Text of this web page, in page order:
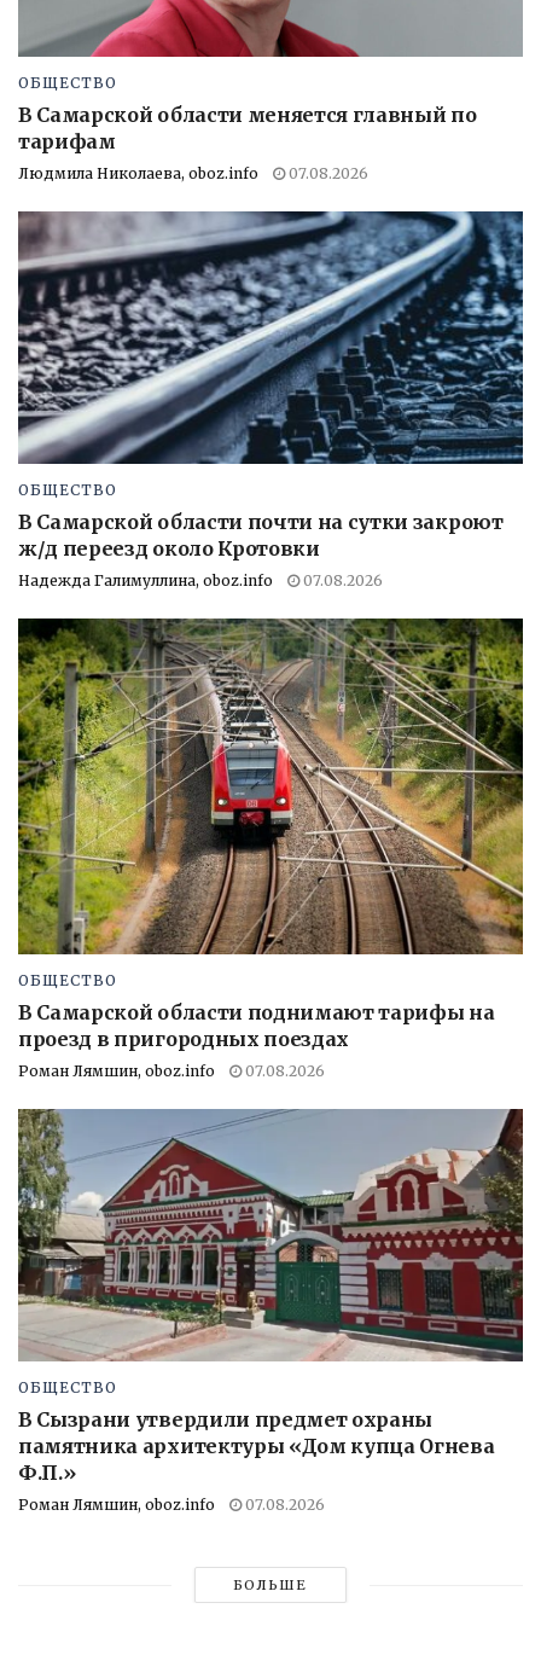
ОБЩЕСТВО
В Самарской области меняется главный по
тарифам
Людмила Николаева, oboz.info 07.08.2026
ОБЩЕСТВО
В Самарской области почти на сутки закроют
ж/д переезд около Кротовки
Надежда Галимуллина, oboz.info 07.08.2026
ОБЩЕСТВО
В Самарской области поднимают тарифы на
проезд в пригородных поездах
Роман Лямшин, oboz.info 07.08.2026
ОБЩЕСТВО
В Сызрани утвердили предмет охраны
памятника архитектуры «Дом купца Огнева
Ф.П.»
Роман Лямшин, oboz.info 07.08.2026
БОЛЬШЕ